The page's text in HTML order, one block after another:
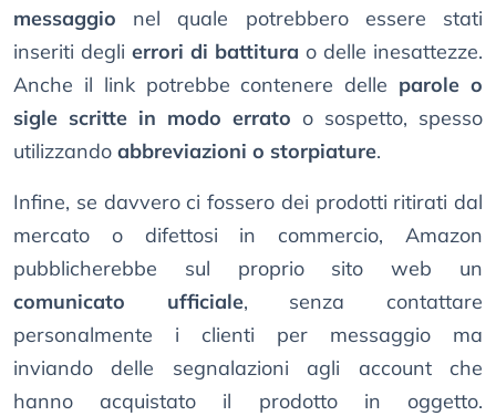
messaggio nel quale potrebbero essere stati
inseriti degli errori di battitura o delle inesattezze.
Anche il link potrebbe contenere delle parole o
sigle scritte in modo errato o sospetto, spesso
utilizzando abbreviazioni o storpiature.
Infine, se davvero ci fossero dei prodotti ritirati dal
mercato o difettosi in commercio, Amazon
pubblicherebbe sul proprio sito web un
comunicato ufficiale, senza contattare
personalmente i clienti per messaggio ma
inviando delle segnalazioni agli account che
hanno acquistato il prodotto in oggetto.